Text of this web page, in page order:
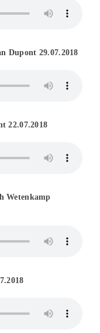
Dupont 29.07.2018
22.07.2018
Wetenkamp